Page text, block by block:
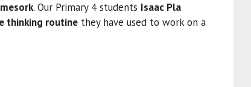
. Our Primary 4 students Isaac Pla
thinking routine they have used to work on a